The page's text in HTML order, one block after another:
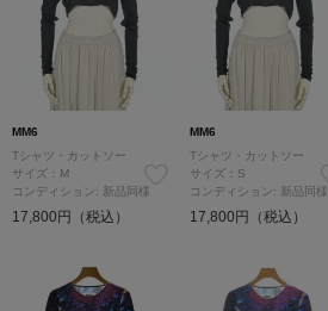
MM6
Tシャツ・カットソー
サイズ：M
コンディション: 新品同様
17,800円（税込）
MM6
Tシャツ・カットソー
サイズ：S
コンディション: 新品同様
17,800円（税込）